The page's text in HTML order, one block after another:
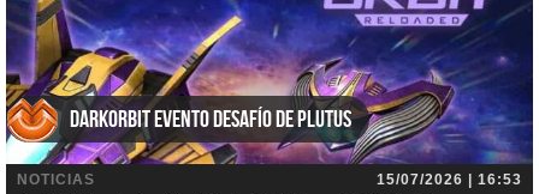
DarkOrbit Evento Desafío de Plutus
NOTICIAS
15/07/2026 | 16:53